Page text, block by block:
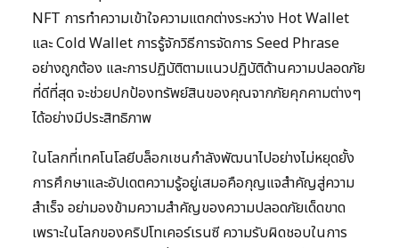
NFT การทำความเข้าใจความแตกต่างระหว่าง Hot Wallet
และ Cold Wallet การรู้จักวิธีการจัดการ Seed Phrase
อย่างถูกต้อง และการปฏิบัติตามแนวปฏิบัติด้านความปลอดภัย
ที่ดีที่สุด จะช่วยปกป้องทรัพย์สินของคุณจากภัยคุกคามต่างๆ
ได้อย่างมีประสิทธิภาพ
ในโลกที่เทคโนโลยีบล็อกเชนกำลังพัฒนาไปอย่างไม่หยุดยั้ง
การศึกษาและอัปเดตความรู้อยู่เสมอคือกุญแจสำคัญสู่ความ
สำเร็จ อย่ามองข้ามความสำคัญของความปลอดภัยเด็ดขาด
เพราะในโลกของคริปโทเคอร์เรนซี ความรับผิดชอบในการ